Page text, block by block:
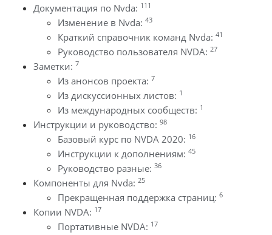
Документация по Nvda: 111
Изменение в Nvda: 43
Краткий справочник команд Nvda: 41
Руководство пользователя NVDA: 27
Заметки: 7
Из анонсов проекта: 7
Из дискуссионных листов: 1
Из международных сообществ: 1
Инструкции и руководство: 98
Базовый курс по NVDA 2020: 16
Инструкции к дополнениям: 45
Руководство разные: 36
Компоненты для Nvda: 25
Прекращенная поддержка страниц: 6
Копии NVDA: 17
Портативные NVDA: 17